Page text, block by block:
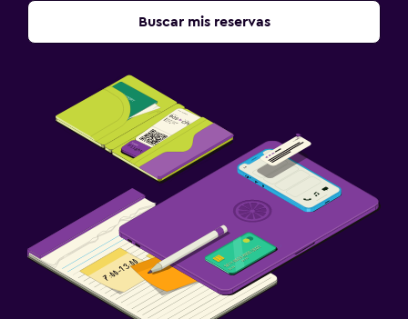
Limpieza diaria
Botiquín de primeros auxilios
Zona de trabajo
Escritorio
Buscar mis reservas